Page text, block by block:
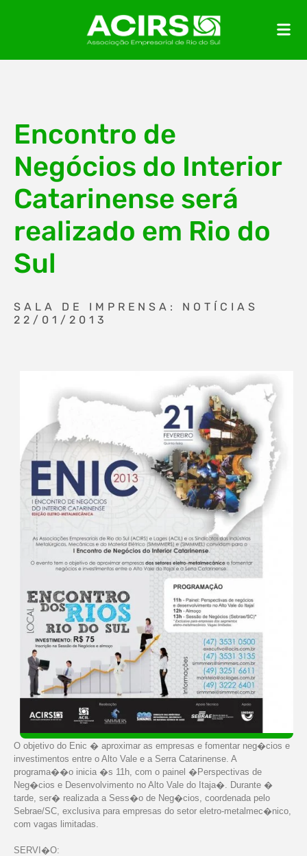
Encontro de
Negócios do Interior
Catarinense será
realizado em Rio do
Sul
SALA DE IMPRENSA: NOTÍCIAS
22/01/2013
O objetivo do Enic � aproximar as empresas e fomentar neg�cios e
investimentos entre o Alto Vale e a Serra Catarinense. A
programa��o inicia �s 11h, com o painel �Perspectivas de
Neg�cios e Desenvolvimento no Alto Vale do Itaja�. Durante �
tarde, ser� realizada a Sess�o de Neg�cios, coordenada pelo
Sebrae/SC, exclusiva para empresas do setor eletro-metalmec�nico,
com vagas limitadas.
SERVI�O: